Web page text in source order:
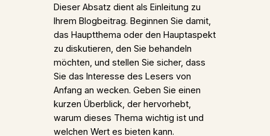
Dieser Absatz dient als Einleitung zu
Ihrem Blogbeitrag. Beginnen Sie damit,
das Hauptthema oder den Hauptaspekt
zu diskutieren, den Sie behandeln
möchten, und stellen Sie sicher, dass
Sie das Interesse des Lesers von
Anfang an wecken. Geben Sie einen
kurzen Überblick, der hervorhebt,
warum dieses Thema wichtig ist und
welchen Wert es bieten kann.